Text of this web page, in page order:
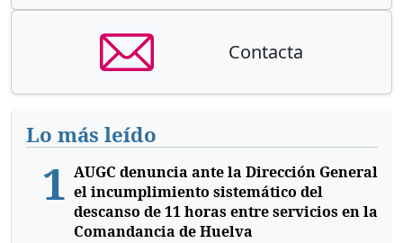
Contacta
Lo más leído
1 AUGC denuncia ante la Dirección General
el incumplimiento sistemático del
descanso de 11 horas entre servicios en la
Comandancia de Huelva